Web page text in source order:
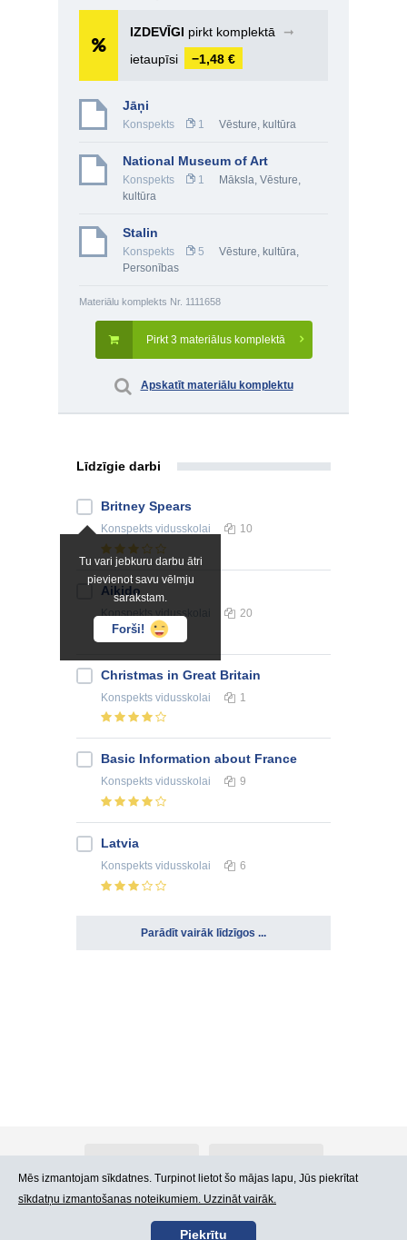
IZDEVĪGI pirkt komplektā
➞
ietaupīsi
−1,48 €
Jāņi
Konspekts 1 Vēsture, kultūra
National Museum of Art
Konspekts 1 Māksla, Vēsture,
kultūra
Stalin
Konspekts 5 Vēsture, kultūra,
Personības
Materiālu komplekts Nr. 1111658
Pirkt 3 materiālus komplektā
Apskatīt materiālu komplektu
Līdzīgie darbi
Tu vari jebkuru darbu ātri
pievienot savu vēlmju
sarakstam.
Forši!
Britney Spears
Konspekts vidusskolai 10
Aikido
Konspektsvidusskolai 20
Christmas in Great Britain
Konspekts vidusskolai 1
Basic Information about France
Konspekts vidusskolai 9
Latvia
Konspekts vidusskolai 6
Parādīt vairāk līdzīgos ...
Kontakti Lietošanas noteikumi
Mēs izmantojam sīkdatnes. Turpinot lietot šo mājas lapu, Jūs piekrītat
sīkdatņu izmantošanas noteikumiem. Uzzināt vairāk.
Piekrītu